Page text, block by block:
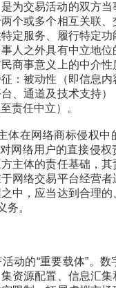
为交易活动的双方当
个或多个相互关联、
定服务、履行特定功
人之外具有中立地位
商事意义上的中介性
：被动性（即信息内
、通道及技术支持）
责任中立）。
体在网络商标侵权中
网络用户的直接侵权
主体的责任基础，其
网络交易平台经营者
中，应当达到合理的
务。
动的“重要载体”。数
资源配置、信息汇集